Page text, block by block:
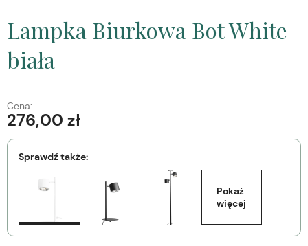
Lampka Biurkowa Bot White
biała
Cena:
276,00 zł
Sprawdź także:
Pokaż
więcej